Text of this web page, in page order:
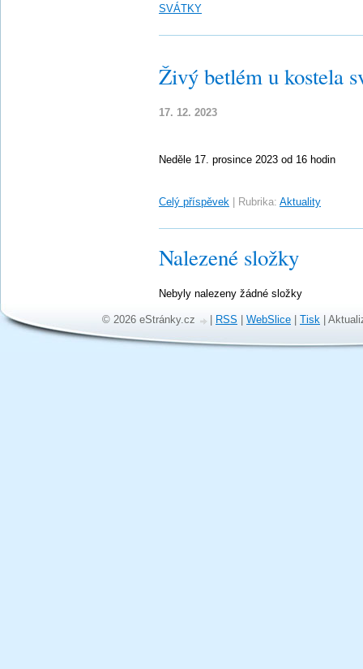
SVÁTKY
Živý betlém u kostela
17. 12. 2023
Neděle 17. prosince 2023 od 16 hodin
Celý příspěvek Rubrika: Aktuality
Nalezené složky
Nebyly nalezeny žádné složky
© 2026 eStránky.cz RSS WebSlice Tisk